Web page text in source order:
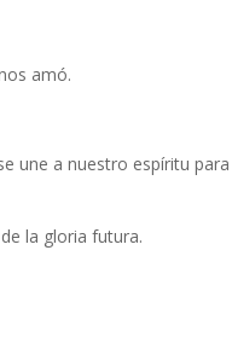
amó.
une a nuestro espíritu
la gloria futura.